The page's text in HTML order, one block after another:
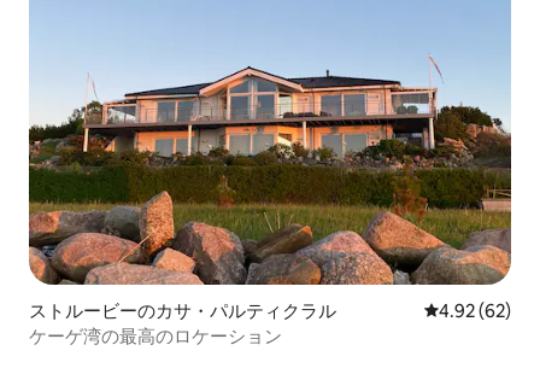
ストルービーのカサ・パルティクラル レビュー62
4.92 (62)
ケーゲ湾の最高のロケーション